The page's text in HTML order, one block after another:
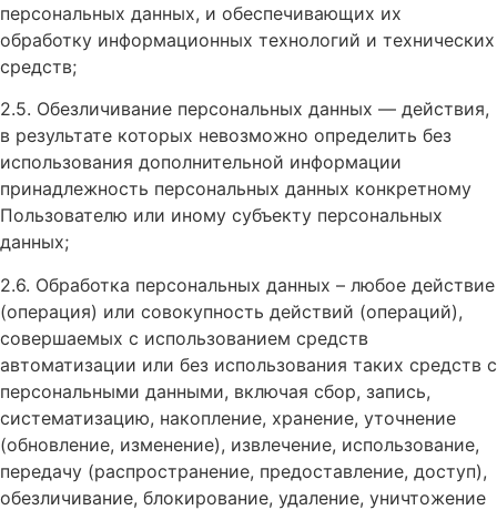
персональных данных, и обеспечивающих их
обработку информационных технологий и технических
средств;
2.5. Обезличивание персональных данных — действия,
в результате которых невозможно определить без
использования дополнительной информации
принадлежность персональных данных конкретному
Пользователю или иному субъекту персональных
данных;
2.6. Обработка персональных данных – любое действие
(операция) или совокупность действий (операций),
совершаемых с использованием средств
автоматизации или без использования таких средств с
персональными данными, включая сбор, запись,
систематизацию, накопление, хранение, уточнение
(обновление, изменение), извлечение, использование,
передачу (распространение, предоставление, доступ),
обезличивание, блокирование, удаление, уничтожение